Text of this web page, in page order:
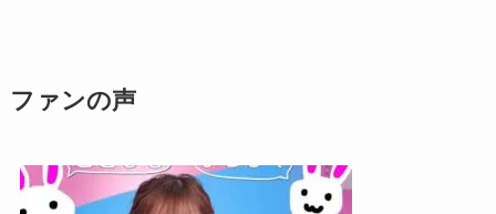
ファンの声